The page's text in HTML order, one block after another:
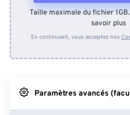
Depuis
Depuis Google
Taille maximale du fichier
savoir plus
En continuant, vous acceptez nos
Paramètres avancés